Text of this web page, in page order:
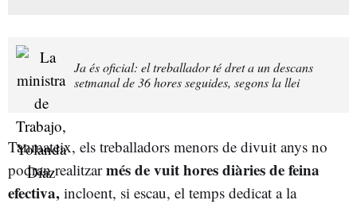
Ja és oficial: el treballador té dret a un descans
setmanal de 36 hores seguides, segons la llei
Tanmateix, els treballadors menors de divuit anys no
podran realitzarmés de vuit hores diàries de feina
efectiva, incloent, si escau, el temps dedicat a la